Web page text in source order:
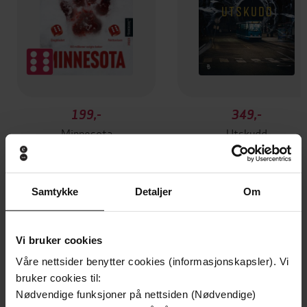
Samtykke Detaljer Om
Vi bruker cookies
Våre nettsider benytter cookies (informasjonskapsler). Vi
bruker cookies til:
Nødvendige funksjoner på nettsiden (Nødvendige)
199,-
Minnesota
349,-
Utskudd
Jørn Lier Horst
EBOK
Forfattere
Forlag Hodder Education
Utgitt 05.11.2018